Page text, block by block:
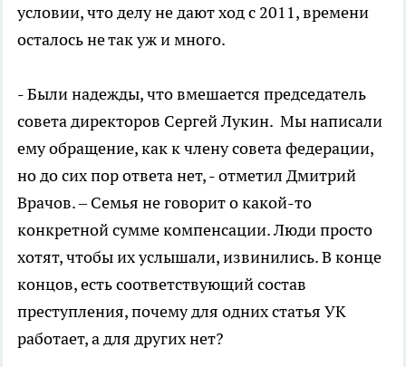
условии, что делу не дают ход с 2011, времени
осталось не так уж и много.
- Были надежды, что вмешается председатель
совета директоров Сергей Лукин. Мы написали
ему обращение, как к члену совета федерации,
но до сих пор ответа нет, - отметил Дмитрий
Врачов. – Семья не говорит о какой-то
конкретной сумме компенсации. Люди просто
хотят, чтобы их услышали, извинились. В конце
концов, есть соответствующий состав
преступления, почему для одних статья УК
работает, а для других нет?